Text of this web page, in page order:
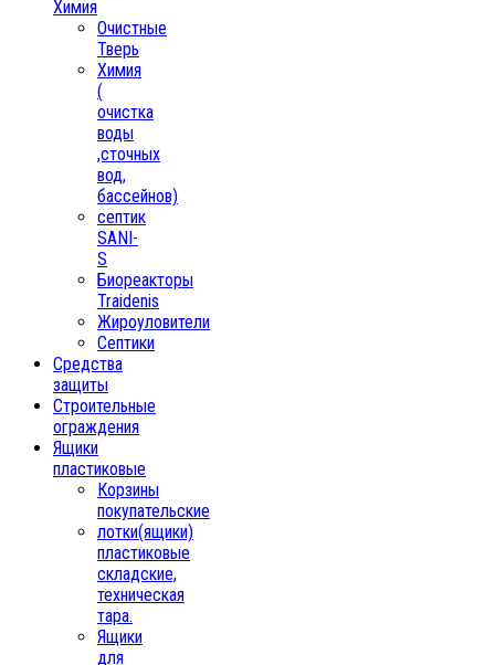
Химия
Очистные
Тверь
Химия
(
очистка
воды
,сточных
вод,
бассейнов)
септик
SANI-
S
Биореакторы
Traidenis
Жироуловители
Септики
Средства
защиты
Строительные
ограждения
Ящики
пластиковые
Корзины
покупательские
лотки(ящики)
пластиковые
складские,
техническая
тара.
Ящики
для